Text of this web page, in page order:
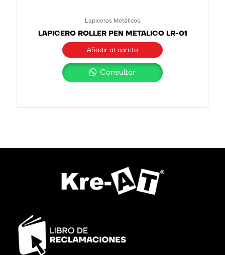
Lapiceros Metálicos
LAPICERO ROLLER PEN METALICO LR-01
Añadir al carrito
Consultar